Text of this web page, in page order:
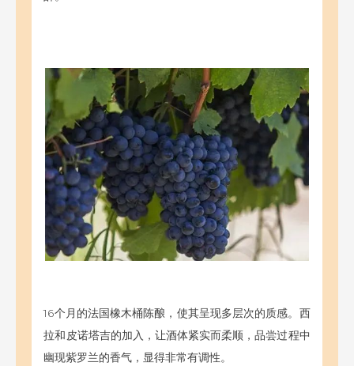
16个月的法国橡木桶陈酿，使其呈现多层次的质感。西
拉和皮诺塔吉的加入，让酒体紧实而柔顺，品尝过程中
幽现紫罗兰的香气，显得非常有调性。